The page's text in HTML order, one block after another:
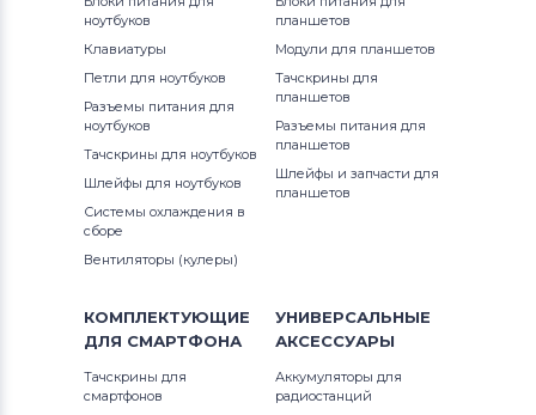
Вентиляторы (кулеры)Gateway
Вентиляторы (кулеры) FCN
Вентиляторы (кулеры)
Вентиляторы (кулеры)MSI
Вентиляторы (кулеры)
Вентиляторы (кулеры)
Вентиляторы (кулеры) Hasee
Вентиляторы (кулеры)Dell
ноутбуков
Клавиатуры
Петли для ноутбуков
Разъемы питания для
ноутбуков
Тачскрины для ноутбуков
Шлейфы для ноутбуков
Системы охлаждения в
сборе
Вентиляторы (кулеры)
планшетов
Модули для планшетов
Тачскрины для
планшетов
Разъемы питания для
планшетов
Шлейфы и запчасти для
планшетов
КОМПЛЕКТУЮЩИЕ
ДЛЯ СМАРТФОНА
Тачскрины для
смартфонов
УНИВЕРСАЛЬНЫЕ
АКСЕССУАРЫ
Аккумуляторы для
радиостанций